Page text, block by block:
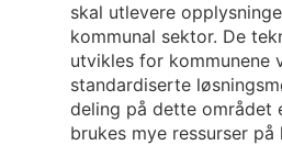
skal utlevere
kommunal sektor. De
utvikles for kommunene
standardiserte
deling på dette området
brukes mye ressurser